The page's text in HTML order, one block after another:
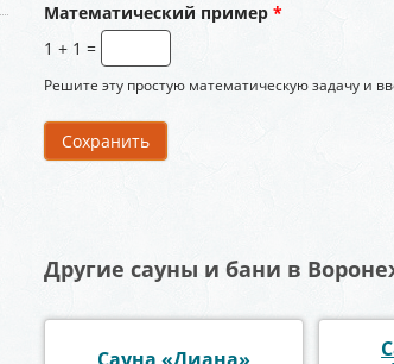
Математический пример *
1 + 1 =
Решите эту простую математическую задачу и
Другие сауны и бани в